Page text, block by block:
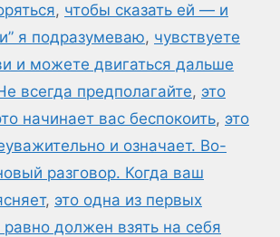
, чтобы сказать ей — и
я подразумеваю, чувствуете
и можете двигаться дальше
всегда предполагайте, это
начинает вас беспокоить, это
и означает. Во-
разговор. Когда ваш
, это одна из первых
равно должен взять на себя